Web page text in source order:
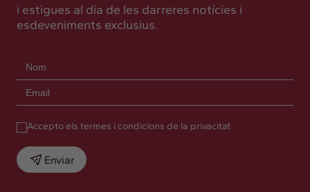
i estigues al dia de les darreres notícies i
esdeveniments exclusius.
Accepto els termes i condicions de la privacitat
Enviar